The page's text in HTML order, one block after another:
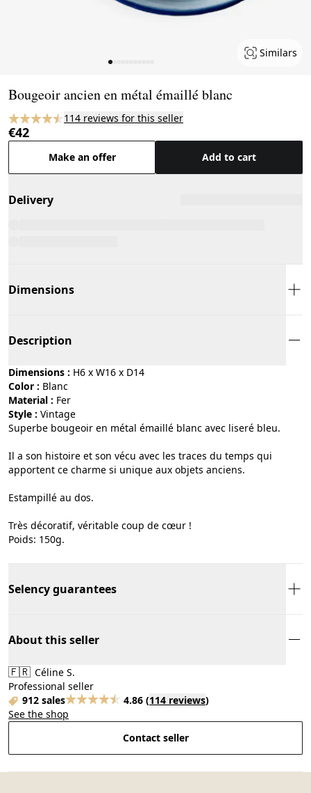
Similars
Bougeoir ancien en métal émaillé blanc
114 reviews for this seller
€42
Make an offer Add to cart
Delivery
Dimensions
Description
Dimensions : H6 x W16 x D14
Color :
blanc
Material :
fer
Style :
vintage
Superbe bougeoir en métal émaillé blanc avec liseré bleu.
Il a son histoire et son vécu avec les traces du temps qui
apportent ce charme si unique aux objets anciens.
Estampillé au dos.
Très décoratif, véritable coup de cœur !
Poids: 150g.
Selency guarantees
About this seller
🇫🇷 Céline S.
Professional seller
912 sales
4.86 (114 reviews)
See the shop
Contact seller